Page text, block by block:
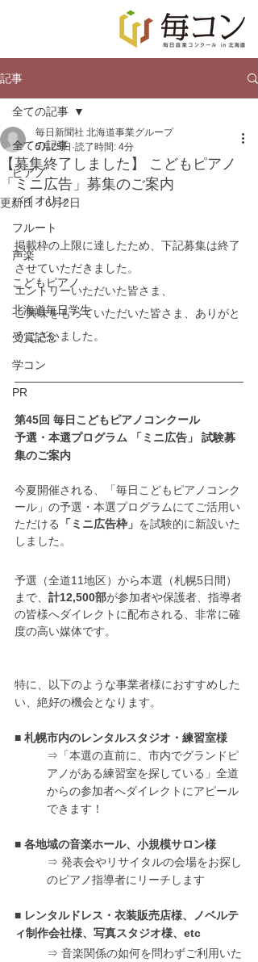
記事
全ての記事
ピアノ
バイオリン
フルート
声楽
こどもピアノ
北海道毎日学生
受賞記念
学コン
PR
全ての記事
【募集終了しました】 こどもピアノ
「ミニ広告」募集のご案内
毎日新聞社 北海道事業グループ
5月25日 読了時間: 4分
更新日：6月2日
掲載枠の上限に達したため、下記募集は終了
させていただきました。
エントリーいただいた皆さま、
ご興味をもっていただいた皆さま、ありがと
うございました。
第45回 毎日こどもピアノコンクール
予選・本選プログラム 「ミニ広告」 試験募
集のご案内
今夏開催される、「毎日こどもピアノコンク
ール」の予選・本選プログラムにてご活用い
ただける
「ミニ広告枠」 を試験的に新設いた
しました。
予選（全道11地区）から本選（札幌5日間）
まで、 計12,500部が参加者や保護者、指導者
の皆様へダイレクトに配布される、非常に確
度の高い媒体です。
特に、以下のような事業者様におすすめした
い、絶好の機会となります。
■ 札幌市内のレンタルスタジオ・練習室様
⇒「本選の直前に、市内でグランドピ
アノがある練習室を探している」全道
からの参加者へダイレクトにアピール
できます！
■ 各地域の音楽ホール、小規模サロン様
⇒ 発表会やリサイタルの会場をお探し
のピアノ指導者にリーチします
■ レンタルドレス・衣装販売店様、ノベルテ
ィ制作会社様、写真スタジオ様、etc
⇒ 音楽関係の如何を問わずご利用いた